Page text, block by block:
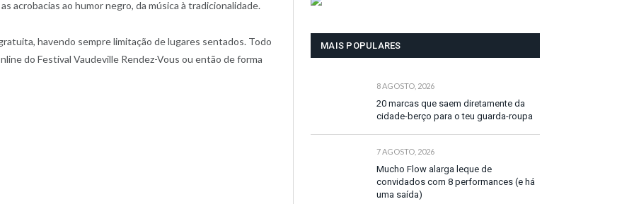
acrobacias ao humor negro, da música à tradicionalidade.
havendo sempre limitação de lugares sentados. Todo
do Festival Vaudeville Rendez-Vous ou então de forma
MAIS POPULARES
8 AGOSTO, 2026
20 marcas que saem diretamente da
cidade-berço para o teu guarda-roupa
7 AGOSTO, 2026
Mucho Flow alarga leque de
convidados com 8 performances (e há
uma saída)